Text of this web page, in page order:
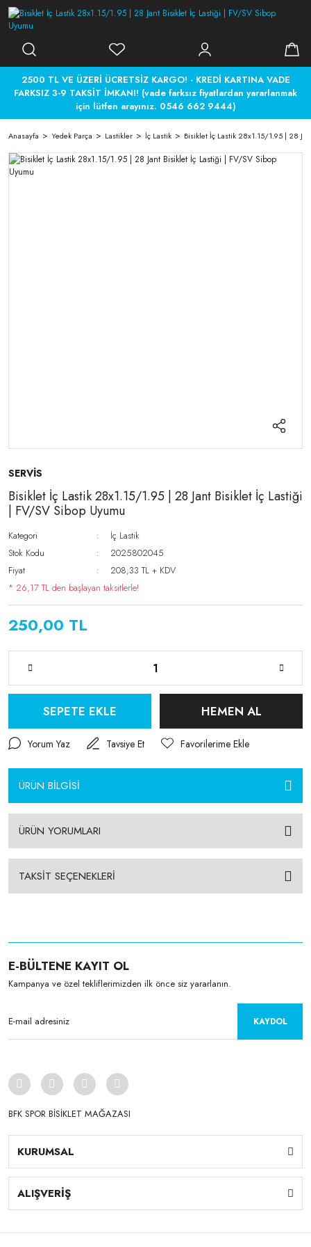
2500 TL VE ÜZERİ ÜCRETSİZ KARGO! - KREDİ KARTINA VADE
FARKSIZ 3-9 TAKSİT İMKANI! (vade farksız fiyatlardan yararlanmak
için lütfen arayınız. 0546 662 9444)
Anasayfa Yedek Parça Lastikler İç Lastik Bisiklet İç Lastik 28x1.15/1.95 | 28
SERVİS
Bisiklet İç Lastik 28x1.15/1.95 | 28 Jant Bisiklet İç Lastiği
| FV/SV Sibop Uyumu
Kategori
İç Lastik
Stok Kodu
2025802045
Fiyat
208,33 TL + KDV
* 26,17 TL den başlayan taksitlerle!
250,00 TL
SEPETE EKLE HEMEN AL
Yorum Yaz Tavsiye Et
ÜRÜN BİLGİSİ
ÜRÜN YORUMLARI
TAKSİT SEÇENEKLERİ
E-BÜLTENE KAYIT OL
Kampanya ve özel tekliflerimizden ilk önce siz yararlanın.
KAYDOL
BFK SPOR BİSİKLET MAĞAZASI
KURUMSAL
ALIŞVERİŞ